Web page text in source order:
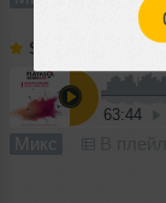
Slava Shelest
63:44
Микс